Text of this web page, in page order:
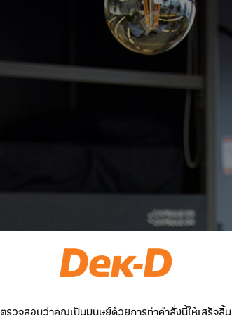
ตรวจสอบว่าคุณเป็นมนุษย์ด้วยการทำคำสั่งนี้ให้เสร็จสิ้น